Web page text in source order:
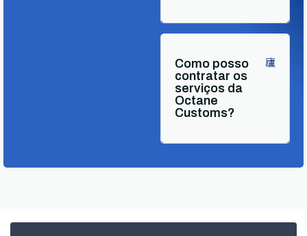
Como posso
contratar os
serviços da
Octane
Customs?